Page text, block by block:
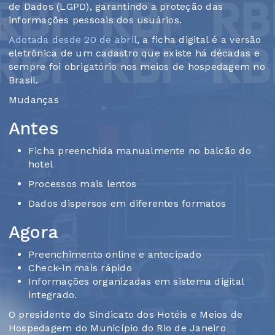
de Dados (LGPD), garantindo a proteção das
informações pessoais dos usuários.
Adotada desde 20 de abril, a ficha digital é a versão
eletrônica de um cadastro que existe há décadas e
sempre foi obrigatório nos meios de hospedagem no
Brasil.
Mudanças
Antes
Ficha preenchida manualmente no balcão do
hotel
Processos mais lentos
Dados dispersos em diferentes formatos
Agora
Preenchimento online e antecipado
Check-in mais rápido
Informações organizadas em sistema digital
integrado.
O presidente do Sindicato dos Hotéis e Meios de
Hospedagem do Município do Rio de Janeiro